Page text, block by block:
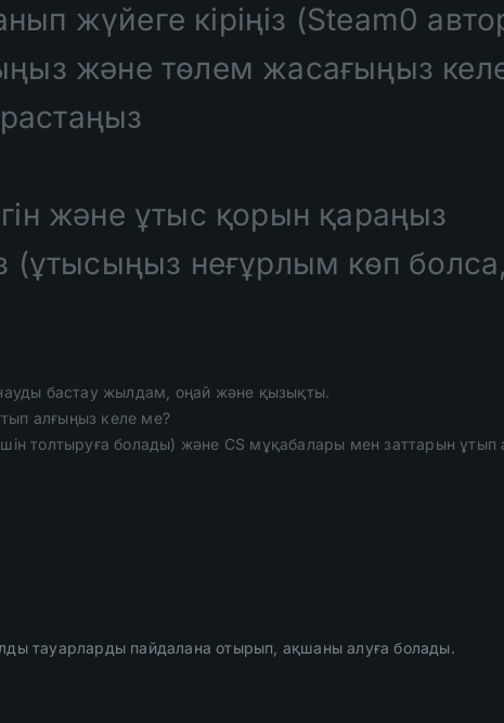
жүйеге кіріңіз (Steam0
және төлем жасағыңыз
және ұтыс қорын қараңыз
(ұтысыңыз неғұрлым көп
бастау жылдам, оңай және қызықты.
алғыңыз келе ме?
толтыруға болады) және CS мұқабалары мен заттарын ұтып
тауарларды пайдалана отырып, ақшаны алуға болады.